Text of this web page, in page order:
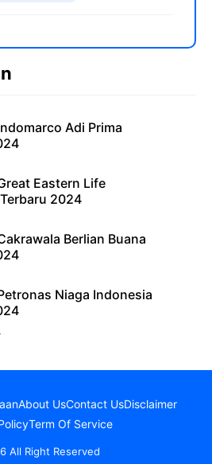
Adi Prima
Eastern Life
2024
Berlian Buana
Niaga Indonesia
About UsContact UsDisclaimer
Term Of Service
All Right Reserved